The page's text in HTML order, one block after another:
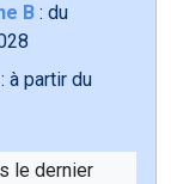
B : du
: à partir du
le dernier